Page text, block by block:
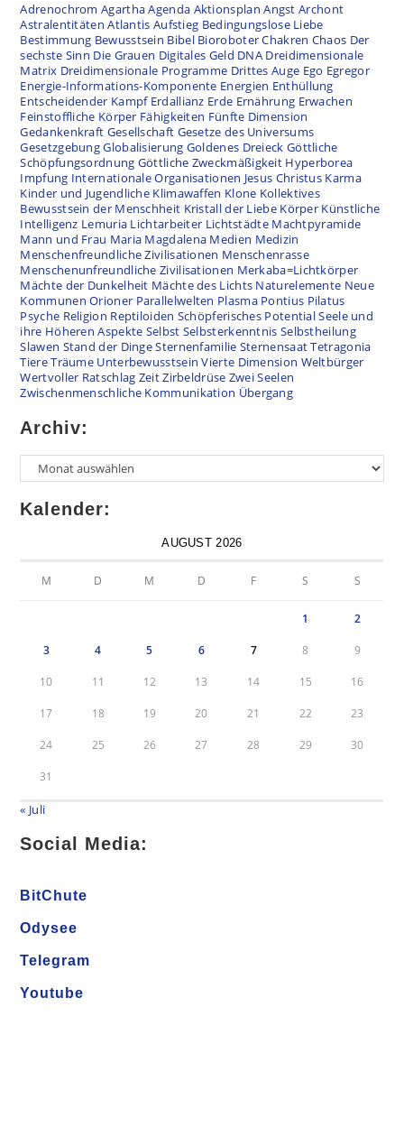
Adrenochrom AgarthaAgenda Aktionsplan Angst Archont
Astralentitäten Atlantis Aufstieg Bedingungslose Liebe
Bestimmung Bewusstsein Bibel BioroboterChakren Chaos Der
sechste Sinn Die Grauen Digitales Geld DNA Dreidimensionale
Matrix Dreidimensionale Programme Drittes Auge Ego Egregor
Energie-Informations-Komponente Energien Enthüllung
Entscheidender Kampf Erdallianz Erde Ernährung Erwachen
Feinstoffliche Körper Fähigkeiten Fünfte Dimension
Gedankenkraft Gesellschaft Gesetze des Universums
GesetzgebungGlobalisierung Goldenes Dreieck Göttliche
Schöpfungsordnung Göttliche Zweckmäßigkeit Hyperborea
Impfung Internationale Organisationen Jesus Christus Karma
Kinder und Jugendliche Klimawaffen Klone Kollektives
Bewusstsein der Menschheit Kristall der Liebe Körper Künstliche
Intelligenz Lemuria Lichtarbeiter Lichtstädte Machtpyramide
Mann und Frau Maria Magdalena Medien Medizin
Menschenfreundliche Zivilisationen Menschenrasse
Menschenunfreundliche Zivilisationen Merkaba=Lichtkörper
Mächte der Dunkelheit Mächte des Lichts Naturelemente Neue
Kommunen Orioner Parallelwelten Plasma Pontius Pilatus
Psyche Religion Reptiloiden Schöpferisches PotentialSeele und
ihre Höheren Aspekte Selbst Selbsterkenntnis Selbstheilung
Slawen Stand der DingeSternenfamilie SternensaatTetragonia
TiereTräume Unterbewusstsein Vierte Dimension Weltbürger
Wertvoller Ratschlag ZeitZirbeldrüse Zwei Seelen
Zwischenmenschliche Kommunikation Übergang
Archiv:
Kalender:
AUGUST 2026
M D M D F S S
1 2
3 4 5 6 7 8 9
10 11 12 13 14 15 16
17 18 19 20 21 22 23
24 25 26 27 28 29 30
31
« Juli
Social Media:
BitChute
Odysee
Telegram
Youtube